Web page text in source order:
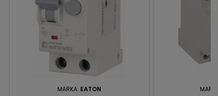
MARKA: EATON